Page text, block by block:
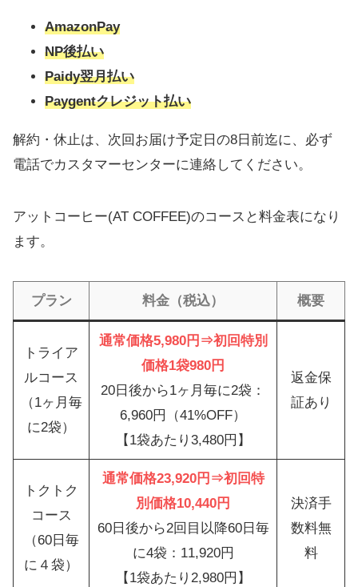
AmazonPay
NP後払い
Paidy翌月払い
Paygentクレジット払い
解約・休止は、次回お届け予定日の8日前迄に、必ず
電話でカスタマーセンターに連絡してください。
アットコーヒー(AT COFFEE)のコースと料金表になり
ます。
プラン 料金（税込） 概要
トライア
ルコース
（1ヶ月毎
に2袋）
通常価格5,980円⇒初回特別
価格1袋980円
20日後から1ヶ月毎に2袋：
6,960円（41%OFF）
【1袋あたり3,480円】
返金保
証あり
トクトク
コース
（60日毎
に４袋）
通常価格23,920円⇒初回特
別価格10,440円
60日後から2回目以降60日毎
に4袋：11,920円
【1袋あたり2,980円】
決済手
数料無
料